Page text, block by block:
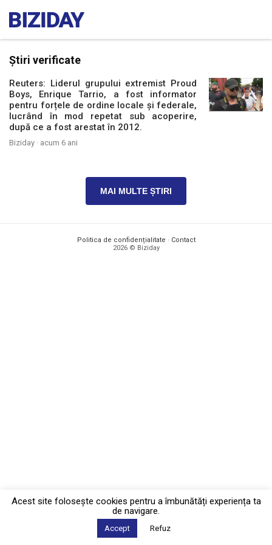
Știri verificate
Reuters: Liderul grupului extremist Proud
Boys, Enrique Tarrio, a fost informator
pentru forțele de ordine locale și federale,
lucrând în mod repetat sub acoperire,
după ce a fost arestat în 2012.
Biziday · acum 6 ani
MAI MULTE ȘTIRI
Politica de confidențialitate · Contact
2026 © Biziday
Acest site foloseşte cookies pentru a îmbunătăți experiența ta
de navigare.
Accept Refuz